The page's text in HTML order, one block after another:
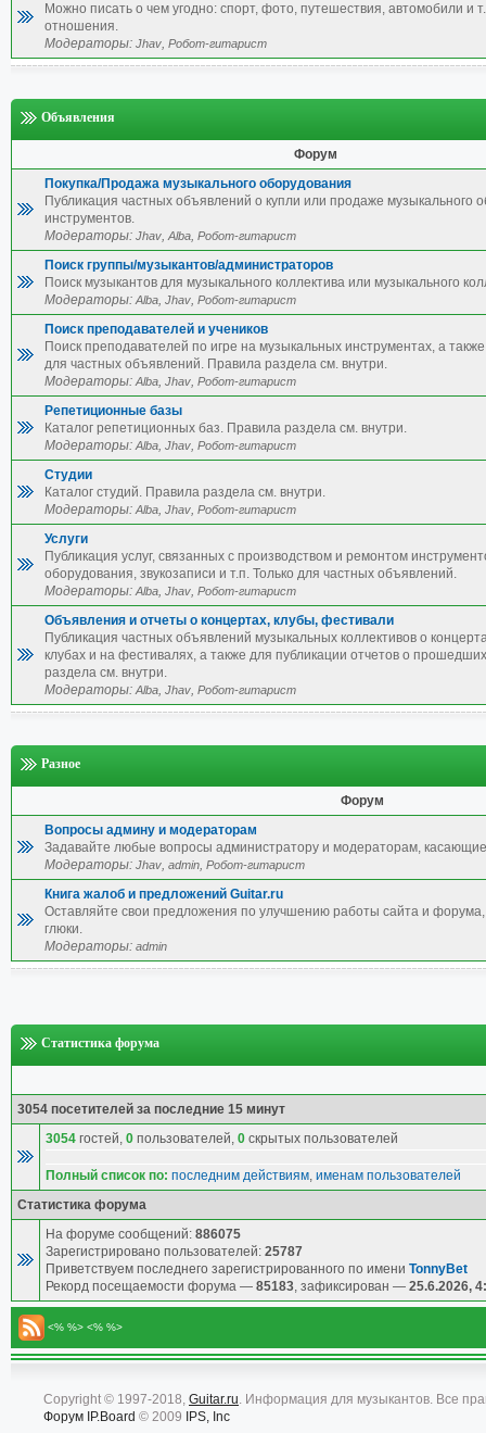
Можно писать о чем угодно: спорт, фото, путешествия, автомобили и
отношения.
Модераторы: Jhav, Робот-гитарист
Объявления
Форум
Покупка/Продажа музыкального оборудования
Публикация частных объявлений о купли или продаже музыкального
инструментов.
Модераторы: Jhav,Alba, Робот-гитарист
Поиск группы/музыкантов/администраторов
Поиск музыкантов для музыкального коллектива или музыкального
Модераторы:Alba, Jhav, Робот-гитарист
Поиск преподавателей и учеников
Поиск преподавателей по игре на музыкальных инструментах, а также
для частных объявлений. Правила раздела см. внутри.
Модераторы:Alba, Jhav, Робот-гитарист
Репетиционные базы
Каталог репетиционных баз. Правила раздела см. внутри.
Модераторы:Alba, Jhav, Робот-гитарист
Студии
Каталог студий. Правила раздела см. внутри.
Модераторы:Alba, Jhav, Робот-гитарист
Услуги
Публикация услуг, связанных с производством и ремонтом
оборудования, звукозаписи и т.п. Только для частных объявлений.
Модераторы:Alba, Jhav, Робот-гитарист
Объявления и отчеты о концертах, клубы, фестивали
Публикация частных объявлений музыкальных коллективов о
клубах и на фестивалях, а также для публикации отчетов о
раздела см. внутри.
Модераторы:Alba, Jhav, Робот-гитарист
Разное
Форум
Вопросы админу и модераторам
Задавайте любые вопросы администратору и модераторам,
Модераторы: Jhav, admin, Робот-гитарист
Книга жалоб и предложений Guitar.ru
Оставляйте свои предложения по улучшению работы сайта и
глюки.
Модераторы: admin
Статистика форума
3054 посетителей за последние 15 минут
3054 гостей, 0 пользователей, 0 скрытых пользователей
Полный список по: последним действиям, именам пользователей
Статистика форума
На форуме сообщений: 886075
Зарегистрировано пользователей: 25787
Приветствуем последнего зарегистрированного по имени TonnyBet
Рекорд посещаемости форума — 85183, зафиксирован — 25.6.2026,
<% %> <% %>
Copyright © 1997-2018, Guitar.ru. Информация для музыкантов. Все
Форум IP.Board © 2009 IPS, Inc